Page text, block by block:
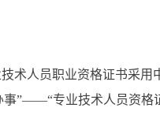
人员职业资格证书采用
”——“专业技术人员资格